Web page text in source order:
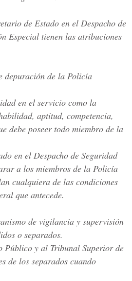
de Estado en el Despacho de
Especial tienen las atribuciones
depuración de la Policía
en el servicio como la
aptitud, competencia,
debe poseer todo miembro de la
en el Despacho de Seguridad
a los miembros de la Policía
cualquiera de las condiciones
que antecede.
de vigilancia y supervisión
o separados.
y al Tribunal Superior de
de los separados cuando